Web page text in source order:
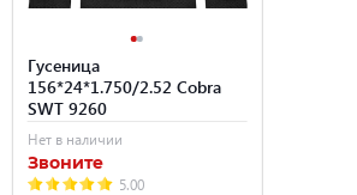
Гусеница
156*24*1.750/2.52 Cobra
SWT 9260
Нет в наличии
Звоните
5.00